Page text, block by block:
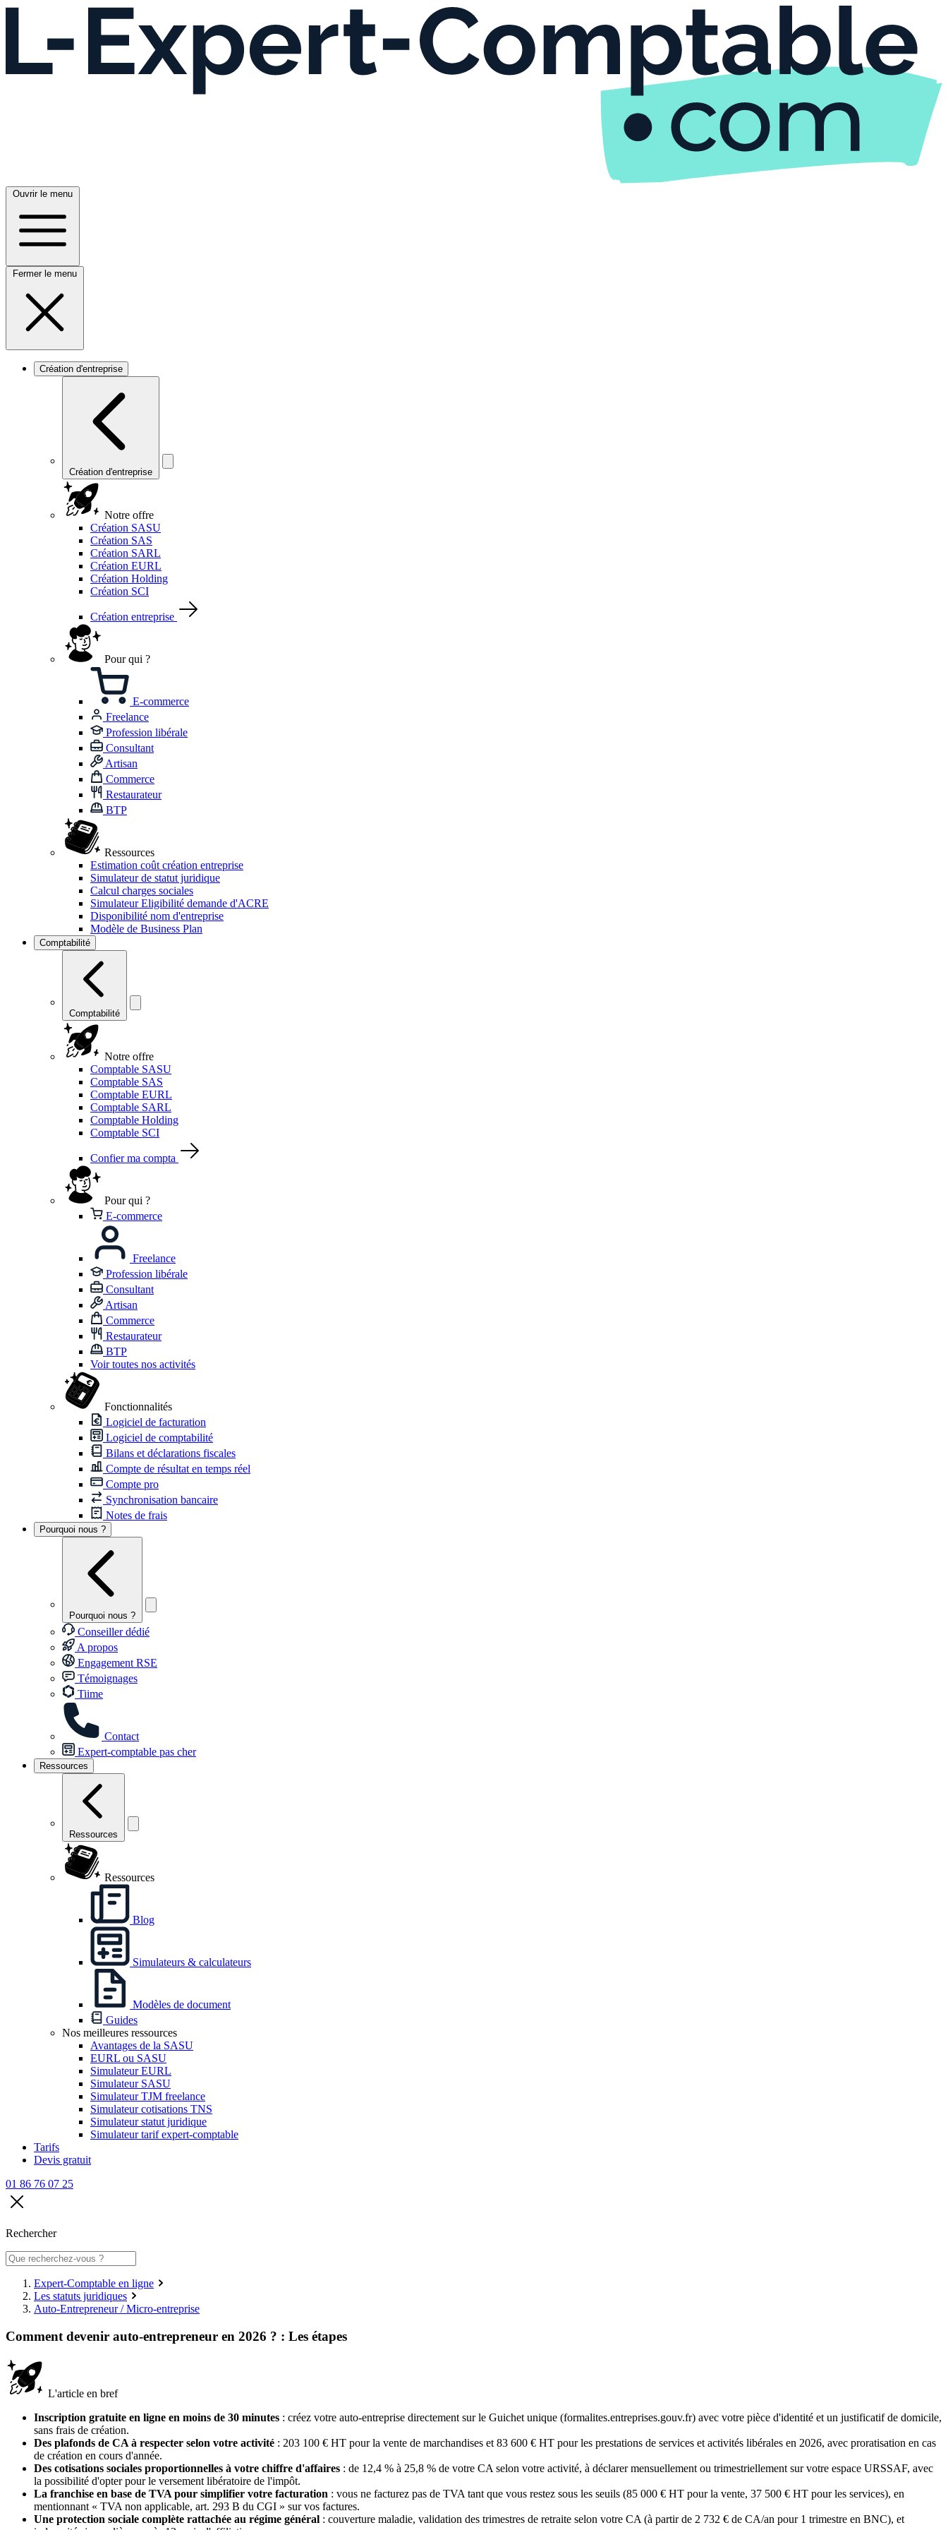
Ouvrir le menu
Fermer le menu
Création d'entreprise
Création d'entreprise
Notre offre
Création SASU
Création SAS
Création SARL
Création EURL
Création Holding
Création SCI
Création entreprise
Pour qui ?
E-commerce
Freelance
Profession libérale
Consultant
Artisan
Commerce
Restaurateur
BTP
Ressources
Estimation coût création entreprise
Simulateur de statut juridique
Calcul charges sociales
Simulateur Eligibilité demande d'ACRE
Disponibilité nom d'entreprise
Modèle de Business Plan
Comptabilité
Comptabilité
Notre offre
Comptable SASU
Comptable SAS
Comptable EURL
Comptable SARL
Comptable Holding
Comptable SCI
Confier ma compta
Pour qui ?
E-commerce
Freelance
Profession libérale
Consultant
Artisan
Commerce
Restaurateur
BTP
Voir toutes nos activités
Fonctionnalités
Logiciel de facturation
Logiciel de comptabilité
Bilans et déclarations fiscales
Compte de résultat en temps réel
Compte pro
Synchronisation bancaire
Notes de frais
Pourquoi nous ?
Pourquoi nous ?
Conseiller dédié
A propos
Engagement RSE
Témoignages
Tiime
Contact
Expert-comptable pas cher
Ressources
Ressources
Ressources
Blog
Simulateurs & calculateurs
Modèles de document
Guides
Nos meilleures ressources
Avantages de la SASU
EURL ou SASU
Simulateur EURL
Simulateur SASU
Simulateur TJM freelance
Simulateur cotisations TNS
Simulateur statut juridique
Simulateur tarif expert-comptable
Tarifs
Devis gratuit
01 86 76 07 25
Rechercher
Expert-Comptable en ligne
Les statuts juridiques
Auto-Entrepreneur / Micro-entreprise
Comment devenir auto-entrepreneur en 2026 ? : Les étapes
L'article en bref
Inscription gratuite en ligne en moins de 30 minutes : créez votre auto-entreprise directement sur le Guichet unique (formalites.entreprises.gouv.fr) avec votre pièce d'identité et un justificatif de domicile,
sans frais de création.
Des plafonds de CA à respecter selon votre activité : 203 100 € HT pour la vente de marchandises et 83 600 € HT pour les prestations de services et activités libérales en 2026, avec proratisation en cas
de création en cours d'année.
Des cotisations sociales proportionnelles à votre chiffre d'affaires : de 12,4 % à 25,8 % de votre CA selon votre activité, à déclarer mensuellement ou trimestriellement sur votre espace URSSAF, avec
la possibilité d'opter pour le versement libératoire de l'impôt.
La franchise en base de TVA pour simplifier votre facturation : vous ne facturez pas de TVA tant que vous restez sous les seuils (85 000 € HT pour la vente, 37 500 € HT pour les services), en
mentionnant « TVA non applicable, art. 293 B du CGI » sur vos factures.
Une protection sociale complète rattachée au régime général : couverture maladie, validation des trimestres de retraite selon votre CA (à partir de 2 732 € de CA/an pour 1 trimestre en BNC), et